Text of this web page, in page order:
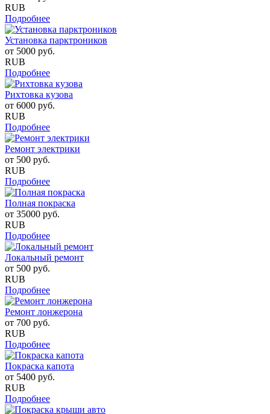
RUB
Подробнее
Установка парктроников
от 5000 руб.
RUB
Подробнее
Рихтовка кузова
от 6000 руб.
RUB
Подробнее
Ремонт электрики
от 500 руб.
RUB
Подробнее
Полная покраска
от 35000 руб.
RUB
Подробнее
Локальный ремонт
от 500 руб.
RUB
Подробнее
Ремонт лонжерона
от 700 руб.
RUB
Подробнее
Покраска капота
от 5400 руб.
RUB
Подробнее